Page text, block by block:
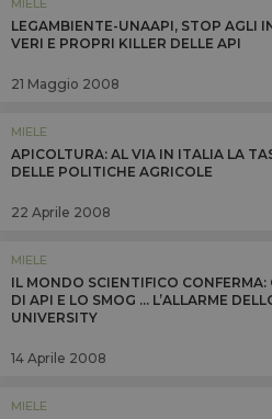
MIELE
LEGAMBIENTE-UNAAPI, STOP AGLI
VERI E PROPRI KILLER DELLE API
21 Maggio 2008
MIELE
APICOLTURA: AL VIA IN ITALIA LA
DELLE POLITICHE AGRICOLE
22 Aprile 2008
MIELE
IL MONDO SCIENTIFICO CONFERMA:
DI API E LO SMOG ... L’ALLARME
UNIVERSITY
14 Aprile 2008
MIELE